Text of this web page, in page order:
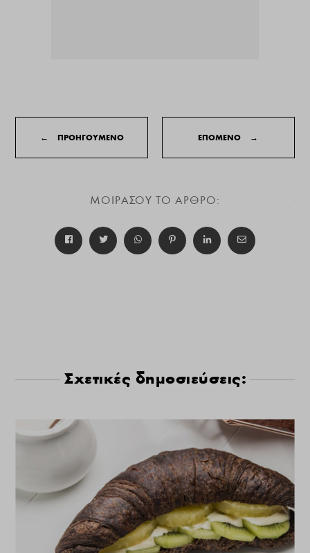
← ΠΡΟΗΓΟΥΜΕΝΟ ΕΠΟΜΕΝΟ →
ΜΟΙΡΑΣΟΥ ΤΟ ΑΡΘΡΟ:
Σχετικές δημοσιεύσεις: